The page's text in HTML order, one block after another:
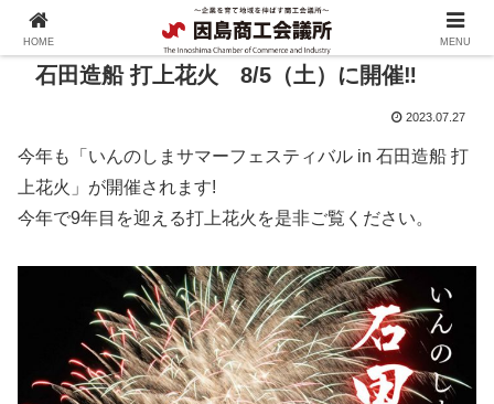
石田造船 打上花火 8/5（土）に開催‼
2023.07.27
今年も「いんのしまサマーフェスティバル in 石田造船 打
上花火」が開催されます!
今年で9年目を迎える打上花火を是非ご覧ください。
HOME MENU